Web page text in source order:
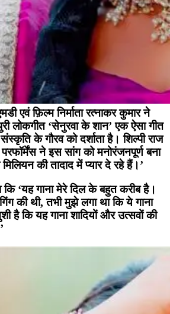
एवं फ़िल्म निर्माता रत्नाकर कुमार ने
लोकगीत ‘सेनुरवा के शान’ एक ऐसा गीत
के गौरव को दर्शाता है। शिल्पी राज
ने इस सांग को मनोरंजनपूर्ण बना
की तादाद में प्यार दे रहे हैं।’
कि ‘यह गाना मेरे दिल के बहुत करीब है।
की थी, तभी मुझे लगा था कि ये गाना
है कि यह गाना शादियों और उत्सवों की